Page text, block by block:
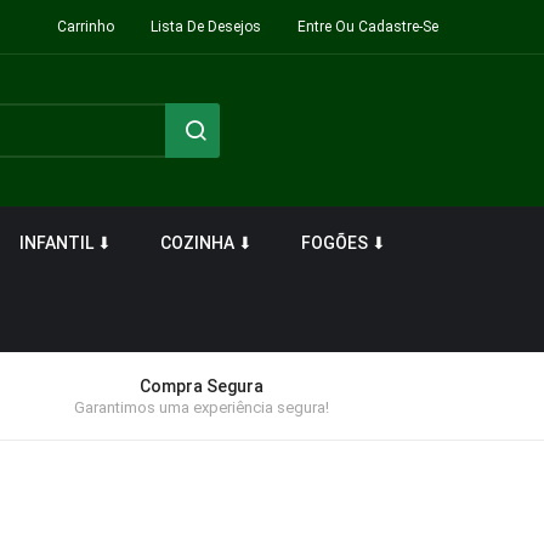
Carrinho Lista De Desejos Entre Ou Cadastre-Se
INFANTIL ⬇ COZINHA ⬇ FOGÕES ⬇
Compra Segura
Garantimos uma experiência segura!